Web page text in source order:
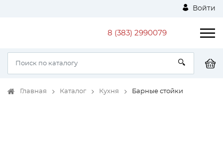
Войти
8 (383) 2990079
Главная Каталог Кухня Барные стойки